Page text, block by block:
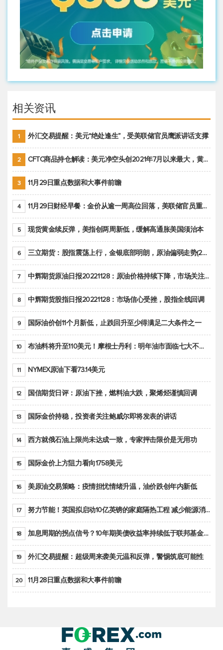
相关资讯
1 外汇交易提醒：美元“绝处逢生”，受美联储官员鹰派讲话支撑
2 CFTC商品持仓解读：美元净空头创2021年7月以来最大，黄金期货投机性净多头头寸减少
3 11月29日重点数据和大事件前瞻
4 11月29日财经早餐：金价从逾一周高位回落，美联储官员重申鹰派立场推动美元回升
5 现货黄金续反弹，美指创两周新低，缓解高通胀美国须治本
6 三立期货：股指震荡上行，金银底部明朗，原油偏弱走势(20221128收评)
7 中辉期货原油日报20221128：原油价格持续下降，市场关注OPEC+新一轮产能政策
8 中辉期货股指日报20221128：市场信心受挫，股指全线回调
9 国际油价创11个月新低，止跌回升至少得满足二大条件之一
10 布油料将升至110美元！摩根士丹利：明年油市面临七大不确定性
11 NYMEX原油下看73.14美元
12 国信期货日评：原油下挫，燃料油大跌，聚烯烃谨慎回调
13 国际金价持稳，投资者关注鲍威尔即将发表的讲话
14 西方就俄石油上限尚未达成一致，专家抨击限价是无用功
15 国际金价上方阻力看向1758美元
16 美原油交易策略：疫情担忧情绪升温，油价跌创年内新低
17 努力节能！英国拟启动10亿英镑的家庭隔热工程 减少能源消耗
18 加息周期的拐点信号？10年期美债收益率持续低于联邦基金利率目标区间
19 外汇交易提醒：超级周来袭美元温和反弹，警惕筑底可能性
20 11月28日重点数据和大事件前瞻